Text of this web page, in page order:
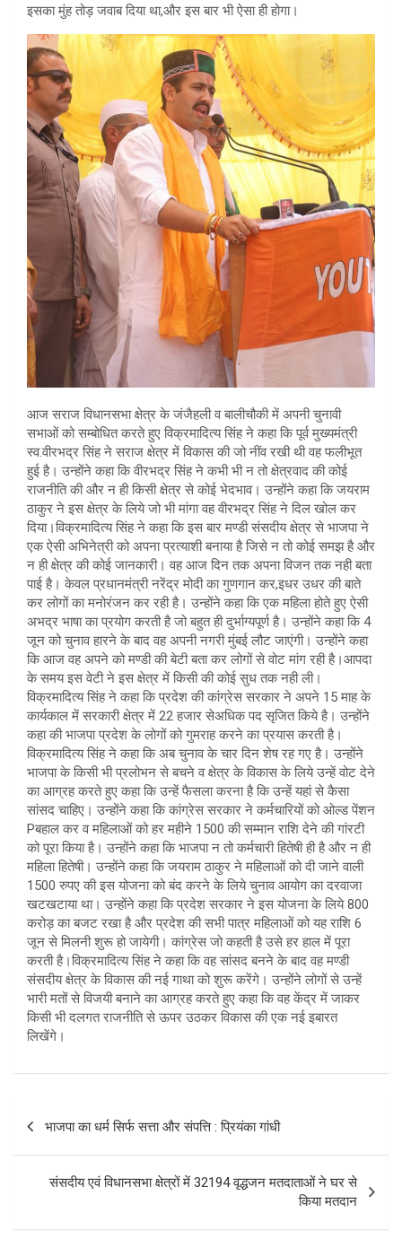
इसका मुंह तोड़ जवाब दिया था,और इस बार भी ऐसा ही होगा।
आज सराज विधानसभा क्षेत्र के जंजैहली व बालीचौकी में अपनी चुनावी
सभाओं को सम्बोधित करते हुए विक्रमादित्य सिंह ने कहा कि पूर्व मुख्यमंत्री
स्व.वीरभद्र सिंह ने सराज क्षेत्र में विकास की जो नींव रखी थी वह फलीभूत
हुई है। उन्होंने कहा कि वीरभद्र सिंह ने कभी भी न तो क्षेत्रवाद की कोई
राजनीति की और न ही किसी क्षेत्र से कोई भेदभाव। उन्होंने कहा कि जयराम
ठाकुर ने इस क्षेत्र के लिये जो भी मांगा वह वीरभद्र सिंह ने दिल खोल कर
दिया।विक्रमादित्य सिंह ने कहा कि इस बार मण्डी संसदीय क्षेत्र से भाजपा ने
एक ऐसी अभिनेत्री को अपना प्रत्याशी बनाया है जिसे न तो कोई समझ है और
न ही क्षेत्र की कोई जानकारी। वह आज दिन तक अपना विजन तक नही बता
पाई है। केवल प्रधानमंत्री नरेंद्र मोदी का गुणगान कर,इधर उधर की बाते
कर लोगों का मनोरंजन कर रही है। उन्होंने कहा कि एक महिला होते हुए ऐसी
अभद्र भाषा का प्रयोग करती है जो बहुत ही दुर्भाग्यपूर्ण है। उन्होंने कहा कि 4
जून को चुनाव हारने के बाद वह अपनी नगरी मुंबई लौट जाएंगी। उन्होंने कहा
कि आज वह अपने को मण्डी की बेटी बता कर लोगों से वोट मांग रही है।आपदा
के समय इस वेटी ने इस क्षेत्र में किसी की कोई सुध तक नही ली।
विक्रमादित्य सिंह ने कहा कि प्रदेश की कांग्रेस सरकार ने अपने 15 माह के
कार्यकाल में सरकारी क्षेत्र में 22 हजार सेअधिक पद सृजित किये है। उन्होंने
कहा की भाजपा प्रदेश के लोगों को गुमराह करने का प्रयास करती है।
विक्रमादित्य सिंह ने कहा कि अब चुनाव के चार दिन शेष रह गए है। उन्होंने
भाजपा के किसी भी प्रलोभन से बचने व क्षेत्र के विकास के लिये उन्हें वोट देने
का आग्रह करते हुए कहा कि उन्हें फैसला करना है कि उन्हें यहां से कैसा
सांसद चाहिए। उन्होंने कहा कि कांग्रेस सरकार ने कर्मचारियों को ओल्ड पेंशन
Pबहाल कर व महिलाओं को हर महीने 1500 की सम्मान राशि देने की गांरटी
को पूरा किया है। उन्होंने कहा कि भाजपा न तो कर्मचारी हितेषी ही है और न ही
महिला हितेषी। उन्होंने कहा कि जयराम ठाकुर ने महिलाओं को दी जाने वाली
1500 रुपए की इस योजना को बंद करने के लिये चुनाव आयोग का दरवाजा
खटखटाया था। उन्होंने कहा कि प्रदेश सरकार ने इस योजना के लिये 800
करोड़ का बजट रखा है और प्रदेश की सभी पात्र महिलाओं को यह राशि 6
जून से मिलनी शुरू हो जायेगी। कांग्रेस जो कहती है उसे हर हाल में पूरा
करती है।विक्रमादित्य सिंह ने कहा कि वह सांसद बनने के बाद वह मण्डी
संसदीय क्षेत्र के विकास की नई गाथा को शुरू करेंगे। उन्होंने लोगों से उन्हें
भारी मतों से विजयी बनाने का आग्रह करते हुए कहा कि वह केंद्र में जाकर
किसी भी दलगत राजनीति से ऊपर उठकर विकास की एक नई इबारत
लिखेंगे।
भाजपा का धर्म सिर्फ सत्ता और संपत्ति : प्रियंका गांधी
संसदीय एवं विधानसभा क्षेत्रों में 32194 वृद्धजन मतदाताओं ने घर से
किया मतदान